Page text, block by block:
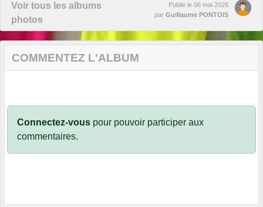
Voir tous les albums
photos
Publié le 06 mai 2026
par Guillaume PONTOIS
COMMENTEZ L'ALBUM
Connectez-vous pour pouvoir participer aux
commentaires.